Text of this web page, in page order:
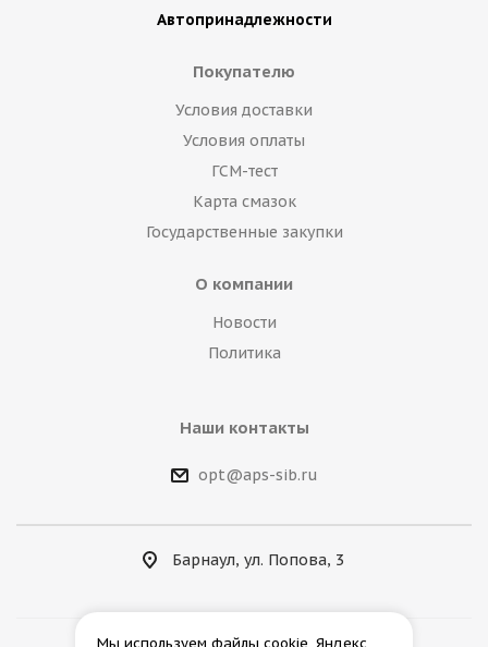
Автопринадлежности
Покупателю
Условия доставки
Условия оплаты
ГСМ-тест
Карта смазок
Государственные закупки
О компании
Новости
Политика
Наши контакты
opt@aps-sib.ru
Барнаул, ул. Попова, 3
Мы используем файлы cookie, Яндекс